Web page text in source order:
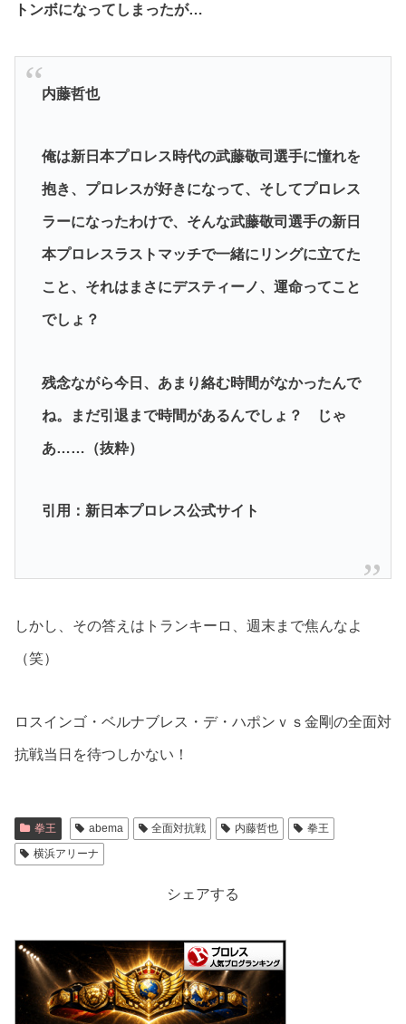
トンボになってしまったが…
内藤哲也
俺は新日本プロレス時代の武藤敬司選手に憧れを
抱き、プロレスが好きになって、そしてプロレス
ラーになったわけで、そんな武藤敬司選手の新日
本プロレスラストマッチで一緒にリングに立てた
こと、それはまさにデスティーノ、運命ってこと
でしょ？
残念ながら今日、あまり絡む時間がなかったんで
ね。まだ引退まで時間があるんでしょ？ じゃ
あ……（抜粋）
引用：新日本プロレス公式サイト
しかし、その答えはトランキーロ、週末まで焦んなよ
（笑）
ロスインゴ・ベルナブレス・デ・ハポンｖｓ金剛の全面対
抗戦当日を待つしかない！
拳王 abema 全面対抗戦 内藤哲也
拳王
横浜アリーナ
シェアする